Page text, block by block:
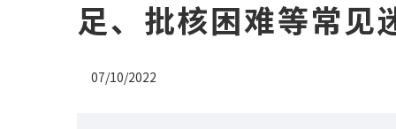
足、批核困难等常见
07/10/2022